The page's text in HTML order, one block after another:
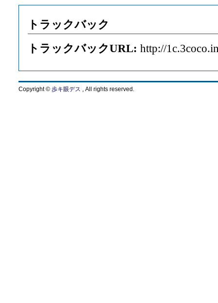
トラックバック
トラックバックURL: http://
Copyright © 歩キ眼デス , All rights reserved.